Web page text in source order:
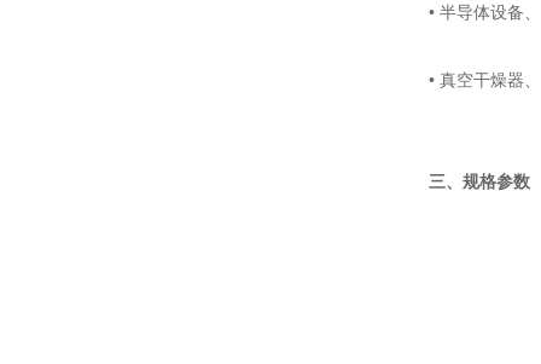
• 半导体设备
• 真空干燥器
三、规格参数